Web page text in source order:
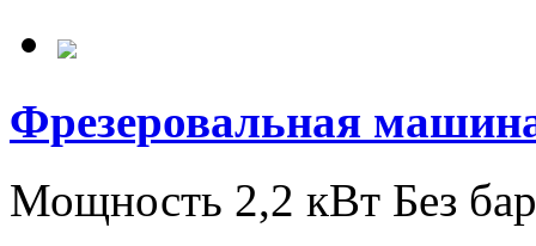
Фрезеровальная
Мощность 2,2 кВт Без